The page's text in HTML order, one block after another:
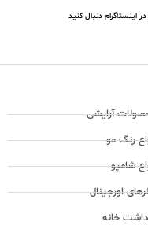
اینستاگرام دنبال کنید
آرایشی
رنگ مو
شامپو
اورجینال
خانه